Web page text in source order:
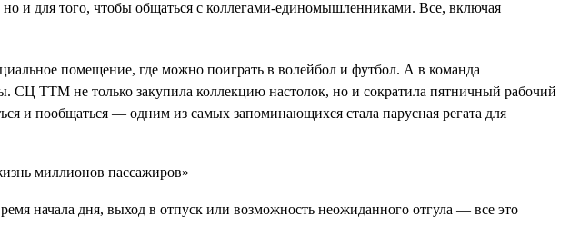
и для того, чтобы общаться с коллегами-единомышленниками. Все, включая
помещение, где можно поиграть в волейбол и футбол. А в команда
СЦ ТТМ не только закупила коллекцию настолок, но и сократила пятничный рабочий
и пообщаться — одним из самых запоминающихся стала парусная регата для
начала дня, выход в отпуск или возможность неожиданного отгула — все это